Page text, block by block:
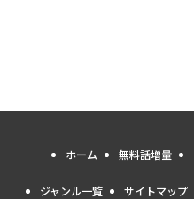
ホーム 無料話増量
ジャンル一覧 サイトマップ